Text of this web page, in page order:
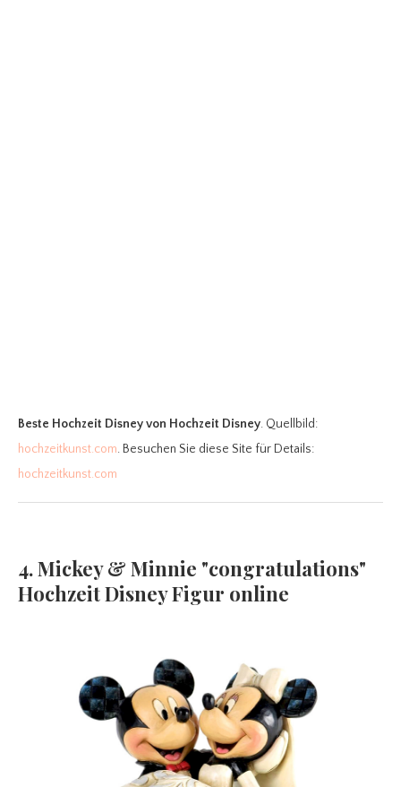
Beste Hochzeit Disneyvon Hochzeit Disney. Quellbild:
hochzeitkunst.com. Besuchen Sie diese Site für Details:
hochzeitkunst.com
4. Mickey & Minnie "congratulations"
Hochzeit Disney Figur online